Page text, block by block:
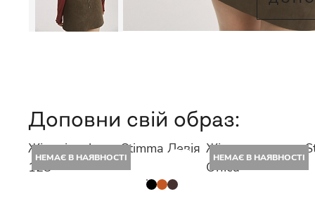
Доповни свій образ:
НЕМАЄ В НАЯВНОСТІ
Жіночі лофери Stimma Левія
128
НЕМАЄ В НАЯВНОСТІ
Жіноча сорочка
Оніса